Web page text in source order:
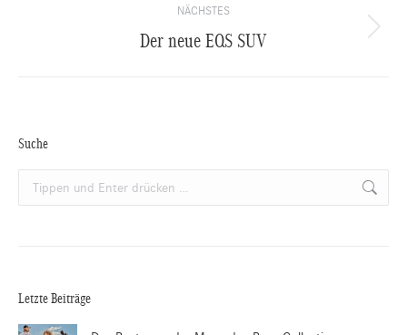
NÄCHSTES
Nächster
Der neue EQS SUV
Suche
Search:
Letzte Beiträge